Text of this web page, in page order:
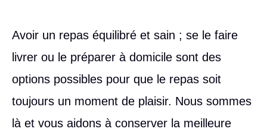
Avoir un repas équilibré et sain ; se le faire
livrer ou le préparer à domicile sont des
options possibles pour que le repas soit
toujours un moment de plaisir. Nous sommes
là et vous aidons à conserver la meilleure